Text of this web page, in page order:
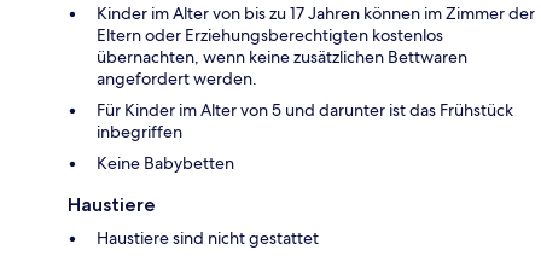
Kinder im Alter von bis zu 17 Jahren können im Zimmer der
Eltern oder Erziehungsberechtigten kostenlos
übernachten, wenn keine zusätzlichen Bettwaren
angefordert werden.
Für Kinder im Alter von 5 und darunter ist das Frühstück
inbegriffen
Keine Babybetten
Haustiere
Haustiere sind nicht gestattet